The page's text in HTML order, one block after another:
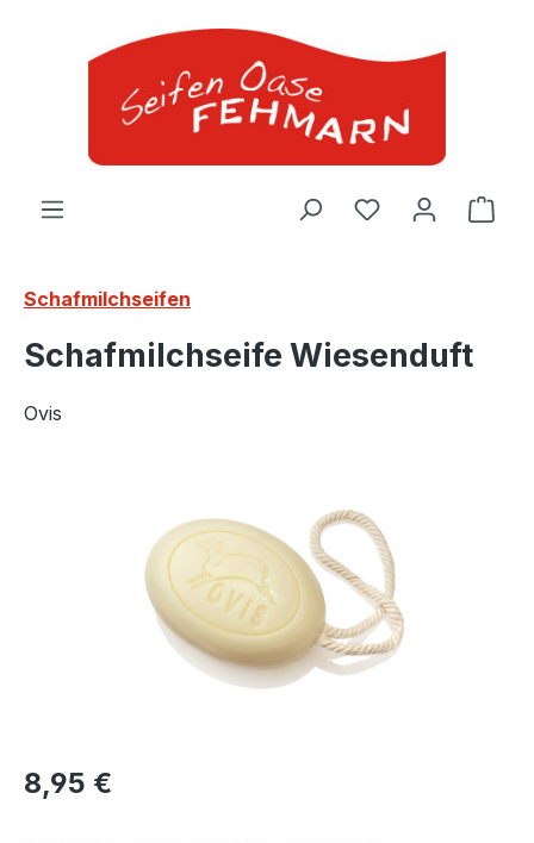
Zum Hauptinhalt springen
Schafmilchseifen
Schafmilchseife Wiesenduft
Ovis
Regulärer Preis:
8,95 €